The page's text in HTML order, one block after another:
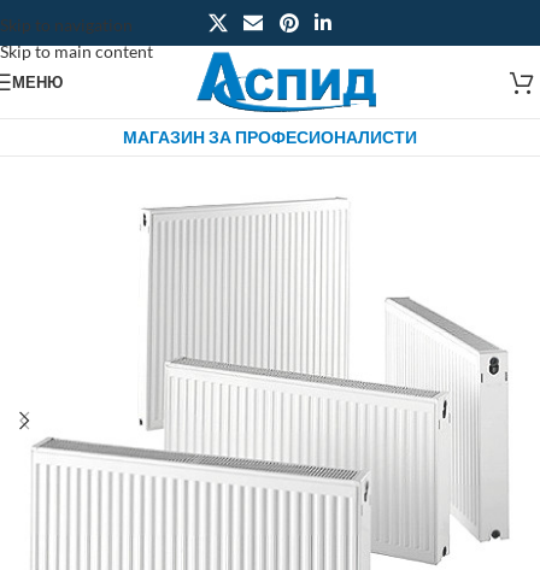
Skip to navigation
Skip to main content
МЕНЮ
МАГАЗИН ЗА ПРОФЕСИОНАЛИСТИ